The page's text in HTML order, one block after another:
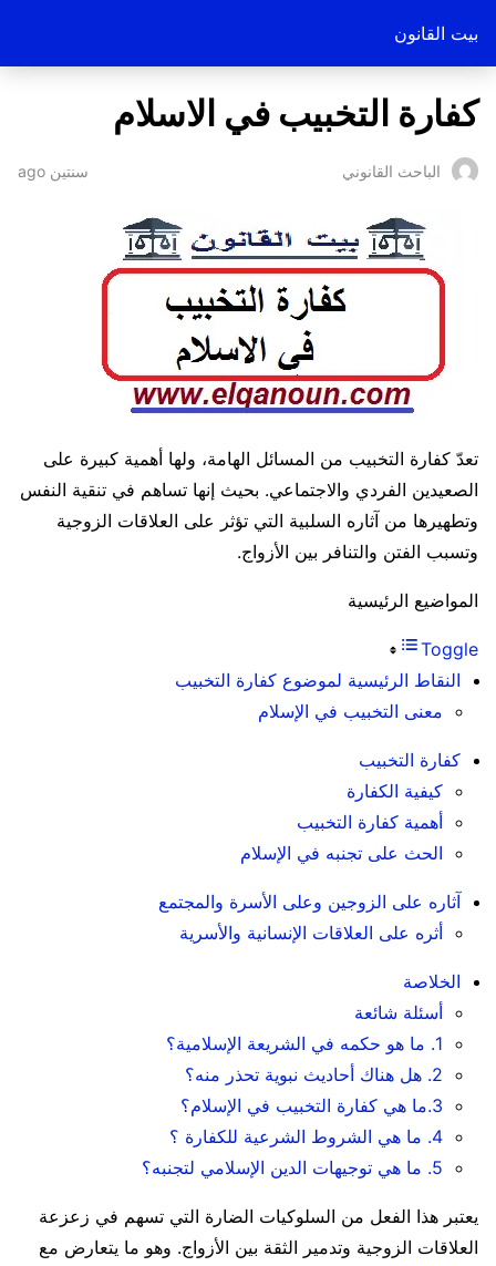
بيت القانون
كفارة التخبيب في الاسلام
الباحث القانوني سنتين ago
تعدّ كفارة التخبيب من المسائل الهامة، ولها أهمية كبيرة على
الصعيدين الفردي والاجتماعي. بحيث إنها تساهم في تنقية النفس
وتطهيرها من آثاره السلبية التي تؤثر على العلاقات الزوجية
وتسبب الفتن والتنافر بين الأزواج.
المواضيع الرئيسية
Toggle
النقاط الرئيسية لموضوع كفارة التخبيب
معنى التخبيب في الإسلام
كفارة التخبيب
كيفية الكفارة
أهمية كفارة التخبيب
الحث على تجنبه في الإسلام
آثاره على الزوجين وعلى الأسرة والمجتمع
أثره على العلاقات الإنسانية والأسرية
الخلاصة
أسئلة شائعة
1. ما هو حكمه في الشريعة الإسلامية؟
2. هل هناك أحاديث نبوية تحذر منه؟
3.ما هي كفارة التخبيب في الإسلام؟
4. ما هي الشروط الشرعية للكفارة ؟
5. ما هي توجيهات الدين الإسلامي لتجنبه؟
يعتبر هذا الفعل من السلوكيات الضارة التي تسهم في زعزعة
العلاقات الزوجية وتدمير الثقة بين الأزواج. وهو ما يتعارض مع